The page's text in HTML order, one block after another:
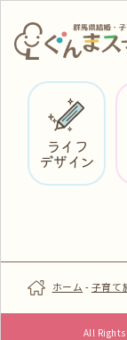
ライフ
デザイン
ホーム -子育て
All